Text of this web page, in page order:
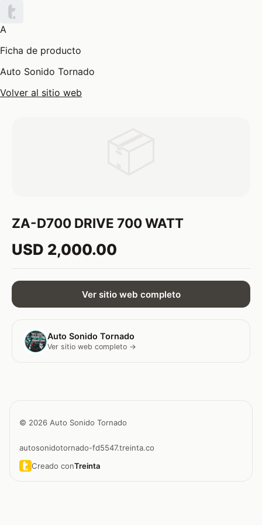
A
Ficha de producto
Auto Sonido Tornado
Volver al sitio web
ZA-D700 DRIVE 700 WATT
USD 2,000.00
Ver sitio web completo
Auto Sonido Tornado
Ver sitio web completo →
© 2026 Auto Sonido Tornado
autosonidotornado-fd5547.treinta.co
Creado conTreinta